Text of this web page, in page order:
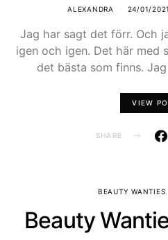
ALEXANDRA 24/01/2021
Jag har sagt det förr. Och
igen och igen. Det här med
det bästa som finns.
VIEW
SHARE
BEAUTY WANTIES
Beauty